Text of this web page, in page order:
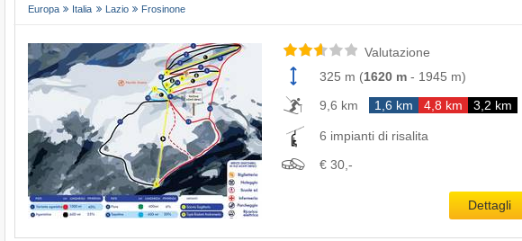
Europa Italia Lazio Frosinone
Valutazione
325 m (1620 m - 1945 m)
9,6 km
1,6 km 4,8 km 3,2 km
6 impianti di risalita
€ 30,-
Dettagli